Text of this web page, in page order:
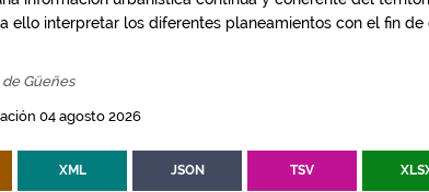
ello interpretar los diferentes planeamientos con el fin
Güeñes
04 agosto 2026
XML JSON TSV